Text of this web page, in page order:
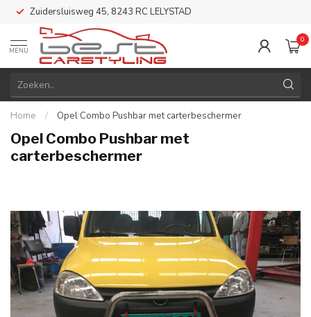
Zuidersluisweg 45, 8243 RC LELYSTAD
MENU
0
Home / Opel Combo Pushbar met carterbeschermer
Opel Combo Pushbar met
carterbeschermer